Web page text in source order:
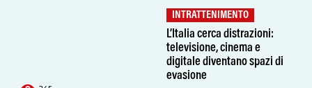
INTRATTENIMENTO
L’Italia cerca distrazioni:
televisione, cinema e
digitale diventano spazi di
evasione